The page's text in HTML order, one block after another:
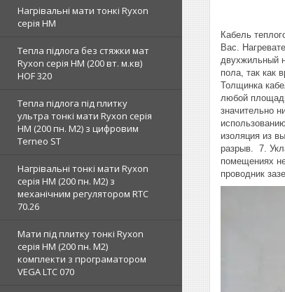
Нагрівальні мати тонкі Ryxon
серія НМ
Тепла підлога без стяжки мат
Ryxon серія НМ (200 вт. м.кв)
HOF 320
Тепла підлога під плитку
ультра тонкі мати Ryxon серія
НМ (200 пн. М2) з цифровим
Terneo ST
Нагрівальні тонкі мати Ryxon
серія НМ (200 пн. М2) з
механічним регулятором RTC
70.26
Мати під плитку тонкі Ryxon
серія НМ (200 пн. М2)
комплекти з програматором
VEGA LTC 070
Кабель
Вас.
двухжильный
пола, так как
Толщинка
любой
значительно
изоляция из
разрыв. 7.
помещениях
проводник